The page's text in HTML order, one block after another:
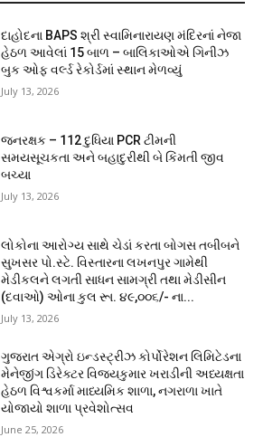
દાહોદના BAPS શ્રી સ્વામિનારાયણ મંદિરનાં નેજા
હેઠળ આવેલાં 15 બાળ – બાલિકાઓએ ગિનીઝ
બુક ઓફ વર્લ્ડ રેકોર્ડમાં સ્થાન મેળવ્યું
July 13, 2026
જનરક્ષક – 112 દુધિયા PCR ટીમની
સમયસૂચકતા અને બહાદુરીથી બે કિંમતી જીવ
બચ્યા
July 13, 2026
લોકોના આરોગ્ય સાથે ચેડાં કરતા બોગસ તબીબને
સુખસર પો.સ્ટે. વિસ્તારના લખનપુર ગામેથી
મેડીકલને લગતી સાધન સામગ્રી તથા મેડીસીન
(દવાઓ) ઓના કુલ રૂા. ૪૯,૦૦૬/- ના...
July 13, 2026
ગુજરાત એગ્રો ઇન્ડસ્ટ્રીઝ કોર્પોરેશન લિમિટેડના
મેનેજીંગ ડિરેક્ટર વિજયકુમાર ખરાડીની અધ્યક્ષતા
હેઠળ વિશ્વકર્મા માધ્યમિક શાળા, નગરાળા ખાતે
યોજાયો શાળા પ્રવેશોત્સવ
June 25, 2026